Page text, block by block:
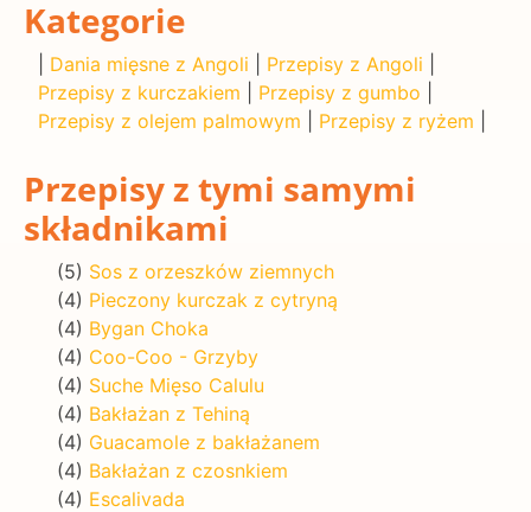
Kategorie
Dania mięsne z Angoli Przepisy z Angoli
Przepisy z kurczakiem
Przepisy z gumbo
Przepisy z olejem palmowym
Przepisy z ryżem
Przepisy z tymi samymi
składnikami
(5) Sos z orzeszków ziemnych
(4) Pieczony kurczak z cytryną
(4) Bygan Choka
(4) Coo-Coo - Grzyby
(4) Suche Mięso Calulu
(4) Bakłażan z Tehiną
(4) Guacamole z bakłażanem
(4) Bakłażan z czosnkiem
(4) Escalivada